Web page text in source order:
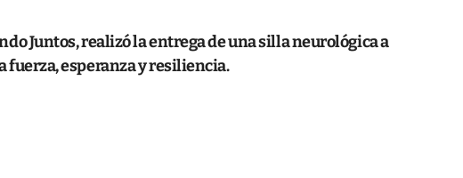
Juntos, realizó la entrega de una silla neurológica a
esperanza y resiliencia.